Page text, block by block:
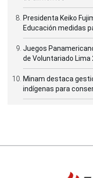
Presidenta Keiko
Educación medidas
Juegos
de Voluntariado Lima
Minam destaca
indígenas para